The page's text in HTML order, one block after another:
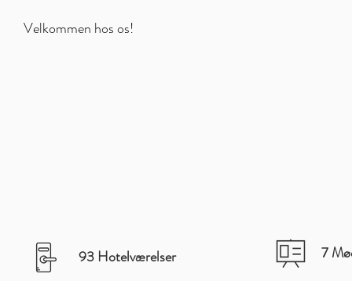
Velkommen hos os!
93 Hotelværelser 7